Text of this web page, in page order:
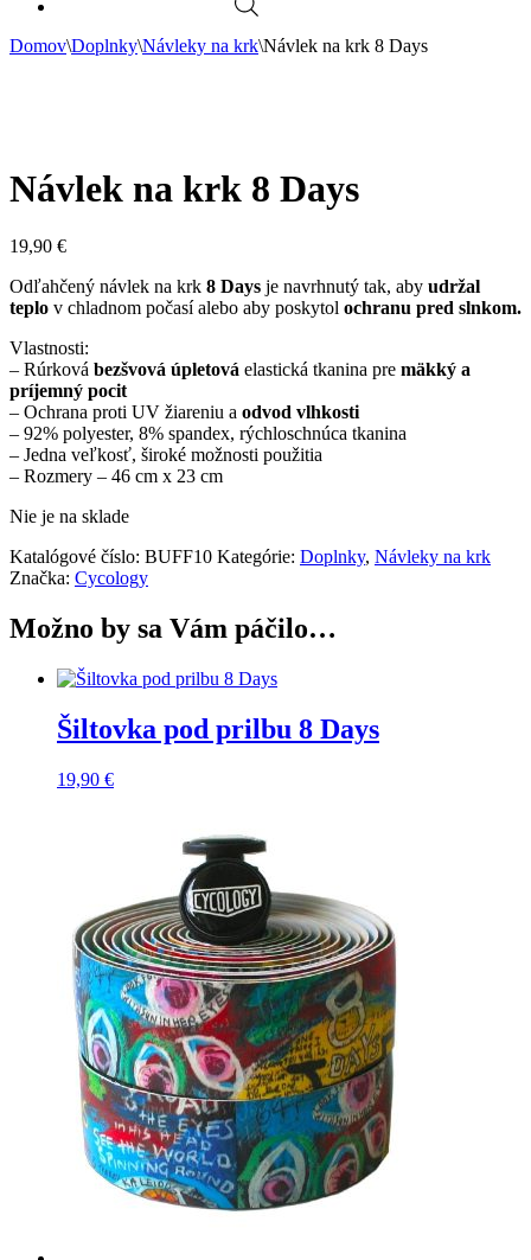
Domov\Doplnky\Návleky na krk\Návlek na krk 8 Days
Návlek na krk 8 Days
19,90 €
Odľahčený návlek na krk 8 Days je navrhnutý tak, aby udržal
teplo v chladnom počasí alebo aby poskytol ochranu pred slnkom.
Vlastnosti:
– Rúrková bezšvová úpletová elastická tkanina pre mäkký a
príjemný pocit
– Ochrana proti UV žiareniu a odvod vlhkosti
– 92% polyester, 8% spandex, rýchloschnúca tkanina
– Jedna veľkosť, široké možnosti použitia
– Rozmery – 46 cm x 23 cm
Nie je na sklade
Katalógové číslo: BUFF10 Kategórie: Doplnky, Návleky na krk
Značka: Cycology
Možno by sa Vám páčilo…
Šiltovka pod prilbu 8 Days
19,90 €